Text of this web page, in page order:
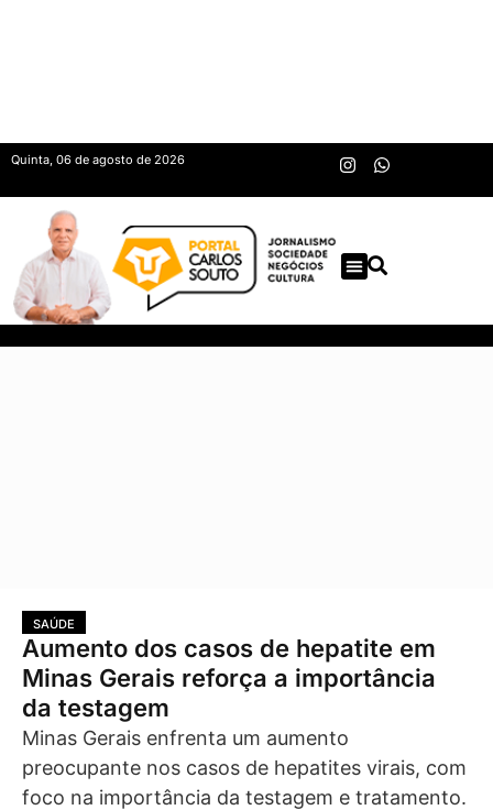
Quinta, 06 de agosto de 2026
SAÚDE
Aumento dos casos de hepatite em
Minas Gerais reforça a importância
da testagem
Minas Gerais enfrenta um aumento
preocupante nos casos de hepatites virais, com
foco na importância da testagem e tratamento.